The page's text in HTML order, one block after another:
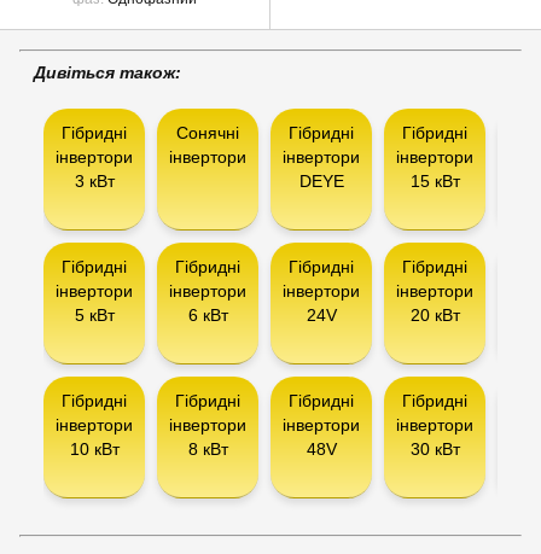
Дивіться також:
Гібридні
інвертори
3 кВт
Сонячні
інвертори
Гібридні
інвертори
DEYE
Гібридні
інвертори
15 кВт
Гібридні
інвертори
5 кВт
Гібридні
інвертори
6 кВт
Гібридні
інвертори
24V
Гібридні
інвертори
20 кВт
Гібридні
інвертори
10 кВт
Гібридні
інвертори
8 кВт
Гібридні
інвертори
48V
Гібридні
інвертори
30 кВт